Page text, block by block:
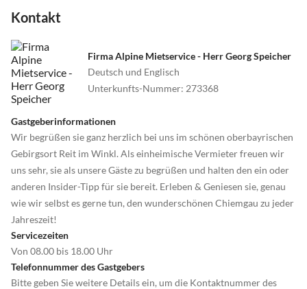
Kontakt
Firma Alpine Mietservice - Herr Georg Speicher
Deutsch und Englisch
Unterkunfts-Nummer: 273368
Gastgeberinformationen
Wir begrüßen sie ganz herzlich bei uns im schönen oberbayrischen
Gebirgsort Reit im Winkl. Als einheimische Vermieter freuen wir
uns sehr, sie als unsere Gäste zu begrüßen und halten den ein oder
anderen Insider-Tipp für sie bereit. Erleben & Geniesen sie, genau
wie wir selbst es gerne tun, den wunderschönen Chiemgau zu jeder
Jahreszeit!
Servicezeiten
Von 08.00 bis 18.00 Uhr
Telefonnummer des Gastgebers
Bitte geben Sie weitere Details ein, um die Kontaktnummer des